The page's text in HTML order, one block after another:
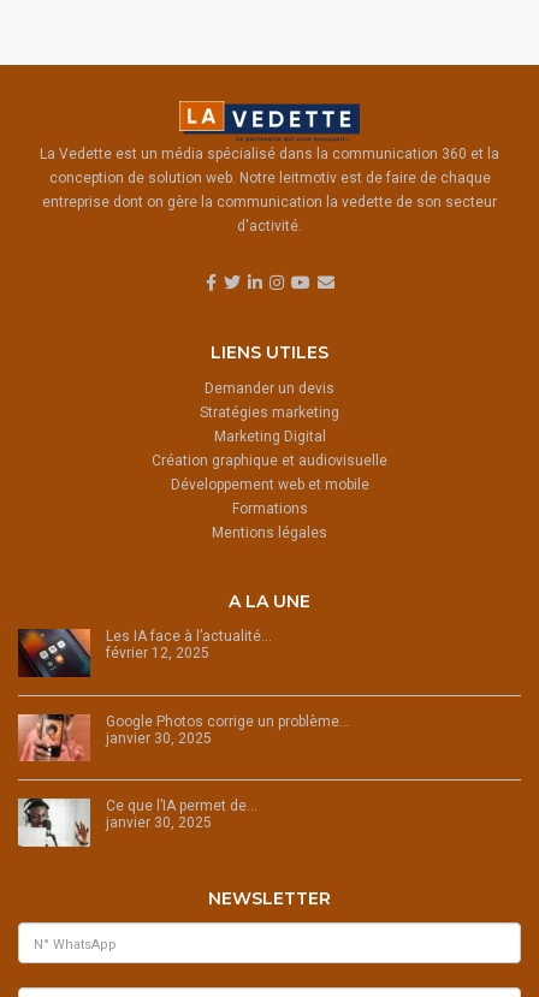
La Vedette est un média spécialisé dans la communication 360 et la
conception de solution web. Notre leitmotiv est de faire de chaque
entreprise dont on gère la communication la vedette de son secteur
d'activité.
LIENS UTILES
Demander un devis
Stratégies marketing
Marketing Digital
Création graphique et audiovisuelle
Développement web et mobile
Formations
Mentions légales
A LA UNE
Les IA face à l’actualité…
février 12, 2025
Google Photos corrige un problème…
janvier 30, 2025
Ce que l’IA permet de…
janvier 30, 2025
NEWSLETTER